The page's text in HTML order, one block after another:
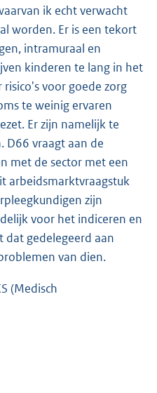
ik echt verwacht
worden. Er is een tekort
intramuraal en
kinderen te lang in het
voor goede zorg
te weinig ervaren
Er zijn namelijk te
D66 vraagt aan de
met de sector met een
arbeidsmarktvraagstuk
zijn
voor het indiceren en
dat gedelegeerd aan
van dien.
(Medisch